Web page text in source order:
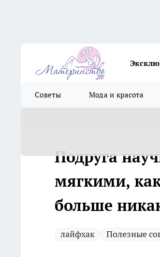
Советы Мода и красота
Подруга
мягкими,
больше
лайфхак Полезные